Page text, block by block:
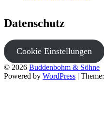
Datenschutz
Cookie Einstellungen
© 2026 Buddenbohm & Söhne
Powered by WordPress | Theme: